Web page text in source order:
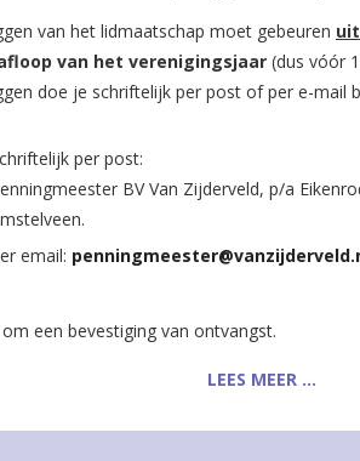
van het lidmaatschap moet gebeuren
van het verenigingsjaar (dus vóór
doe je schriftelijk per post of per e-mail
per post:
BV Van Zijderveld, p/a
email:
een bevestiging van ontvangst.
LEES MEER ...